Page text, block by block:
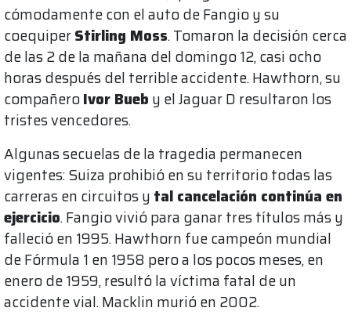
cómodamente con el auto de Fangio y su
coequiperStirling Moss. Tomaron la decisión cerca
de las 2 de la mañana del domingo 12, casi ocho
horas después del terrible accidente. Hawthorn, su
compañeroIvor Bueb y el Jaguar D resultaron los
tristes vencedores.
Algunas secuelas de la tragedia permanecen
vigentes: Suiza prohibió en su territorio todas las
carreras en circuitos y tal cancelación continúa en
ejercicio. Fangio vivió para ganar tres títulos más y
falleció en 1995. Hawthorn fue campeón mundial
de Fórmula 1 en 1958 pero a los pocos meses, en
enero de 1959, resultó la víctima fatal de un
accidente vial. Macklin murió en 2002.